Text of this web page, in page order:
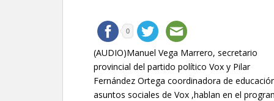
0
(AUDIO)Manuel Vega Marrero, secretario
provincial del partido político Vox y Pilar
Fernández Ortega coordinadora de
asuntos sociales de Vox ,hablan en el